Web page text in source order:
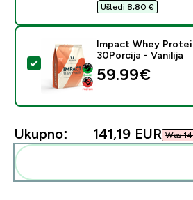
Uštedi 8,80 €‎
Odaberi ovaj proizvod -
Impact Whey
30Porcija - Vanilija
59.99€‎
Ukupno: 141,19 EUR‎ Was